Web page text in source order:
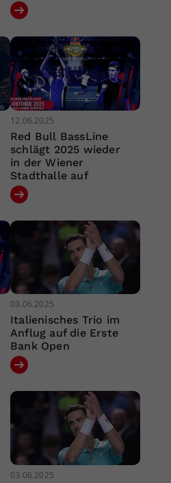
12.06.2025
Red Bull BassLine
schlägt 2025 wieder
in der Wiener
Stadthalle auf
03.06.2025
Italienisches Trio im
Anflug auf die Erste
Bank Open
03.06.2025